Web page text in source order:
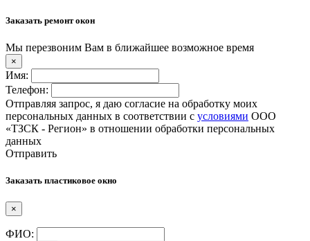
Заказать ремонт окон
Мы перезвоним Вам в ближайшее возможное время
×
Имя:
Телефон:
Отправляя запрос, я даю согласие на обработку моих
персональных данных в соответствии с условиями ООО
«ТЗСК - Регион» в отношении обработки персональных
данных
Отправить
Заказать пластиковое окно
×
ФИО: